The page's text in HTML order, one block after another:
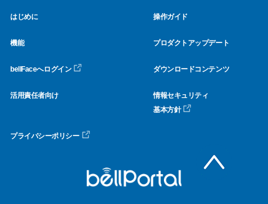
はじめに 操作ガイド
機能 プロダクトアップデート
bellFaceへログイン ダウンロードコンテンツ
活用責任者向け
情報セキュリティ
基本方針
プライバシーポリシー